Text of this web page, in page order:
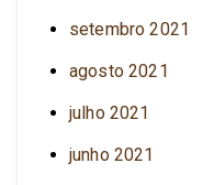
setembro 2021
agosto 2021
julho 2021
junho 2021